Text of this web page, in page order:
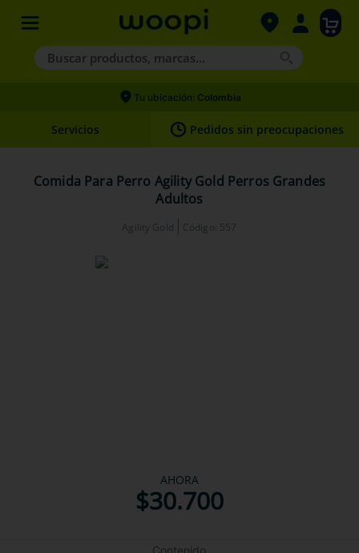
Buscar productos, marcas...
Términos más buscados
2.
hills
3.
nexgard
Tu ubicación: Colombia
Servicios Pedidos sin preocupaciones
Comida Para Perro Agility Gold Perros Grandes
Adultos
Agility Gold Código: 557
AHORA
$30.700